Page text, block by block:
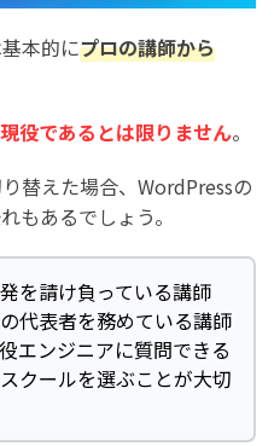
本的にプロの講師から
役であるとは限りません。
替えた場合、WordPressの
もあるでしょう。
を請け負っている講師
代表者を務めている講師
エンジニアに質問できる
クールを選ぶことが大切